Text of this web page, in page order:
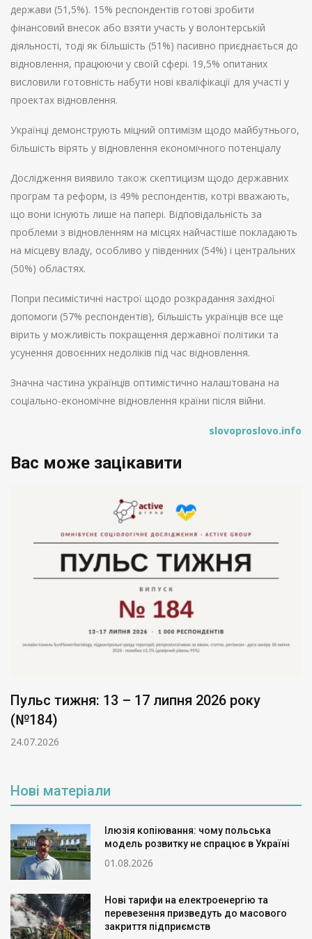
держави (51,5%). 15% респондентів готові зробити
фінансовий внесок або взяти участь у волонтерській
діяльності, тоді як більшість (51%) пасивно приєднається до
відновлення, працюючи у своїй сфері. 19,5% опитаних
висловили готовність набути нові кваліфікації для участі у
проектах відновлення.
Українці демонструють міцний оптимізм щодо майбутнього,
більшість вірять у відновлення економічного потенціалу
Дослідження виявило також скептицизм щодо державних
програм та реформ, із 49% респондентів, котрі вважають,
що вони існують лише на папері. Відповідальність за
проблеми з відновленням на місцях найчастіше покладають
на місцеву владу, особливо у південних (54%) і центральних
(50%) областях.
Попри песимістичні настрої щодо розкрадання західної
допомоги (57% респондентів), більшість українців все ще
вірить у можливість покращення державної політики та
усунення довоєнних недоліків під час відновлення.
Значна частина українців оптимістично налаштована на
соціально-економічне відновлення країни після війни.
slovoproslovo.info
Вас може зацікавити
Пульс тижня: 13 – 17 липня 2026 року
(№184)
24.07.2026
Нові матеріали
Ілюзія копіювання: чому польська
модель розвитку не спрацює в Україні
01.08.2026
Нові тарифи на електроенергію та
перевезення призведуть до масового
закриття підприємств